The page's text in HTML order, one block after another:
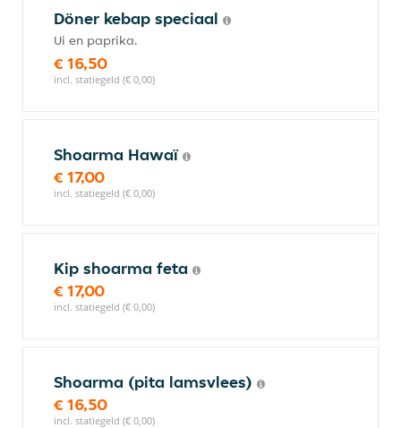
Döner kebap speciaal
Ui en paprika.
€ 16,50
incl. statiegeld (€ 0,00)
Shoarma Hawaï
€ 17,00
incl. statiegeld (€ 0,00)
Kip shoarma feta
€ 17,00
incl. statiegeld (€ 0,00)
Shoarma (pita lamsvlees)
€ 16,50
incl. statiegeld (€ 0,00)